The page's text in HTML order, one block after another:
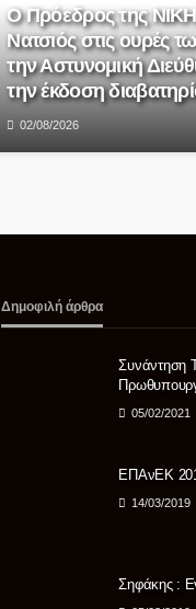
Ο Πρόεδρος της
Νατσιός στις ουρές
την Αστυνομική
την έκδοση
02/08/2026
Δημοφιλή άρθρα
Συνάντηση
05/02/2021
ΕΠΑνΕΚ
14/03/2019
Σηφάκης :